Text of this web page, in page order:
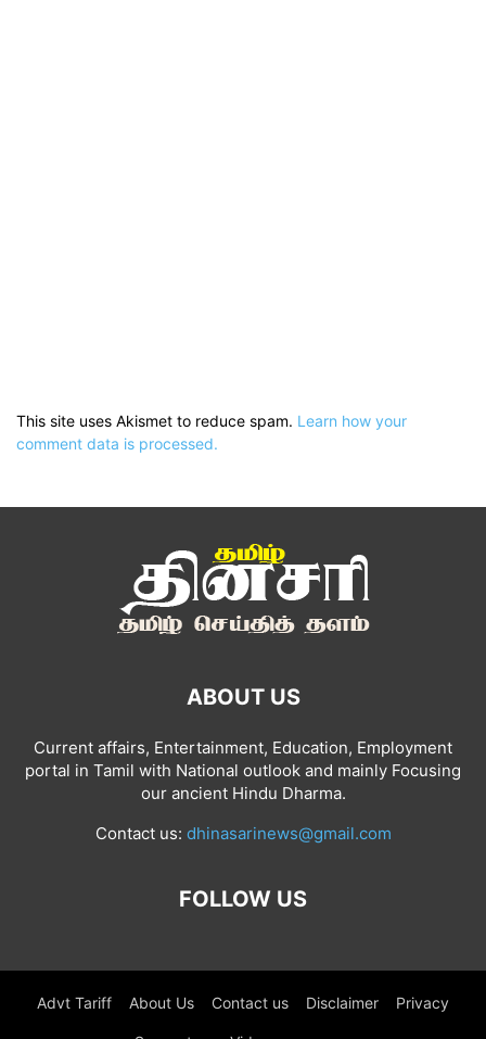
This site uses Akismet to reduce spam. Learn how your
comment data is processed.
ABOUT US
Current affairs, Entertainment, Education, Employment
portal in Tamil with National outlook and mainly Focusing
our ancient Hindu Dharma.
Contact us: dhinasarinews@gmail.com
FOLLOW US
Advt Tariff About Us Contact us Disclaimer Privacy